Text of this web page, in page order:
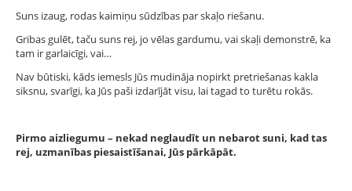
Suns izaug, rodas kaimiņu sūdzības par skaļo riešanu.
Gribas gulēt, taču suns rej, jo vēlas gardumu, vai skaļi demonstrē, ka
tam ir garlaicīgi, vai…
Nav būtiski, kāds iemesls Jūs mudināja nopirkt pretriešanas kakla
siksnu, svarīgi, ka Jūs paši izdarījāt visu, lai tagad to turētu rokās.
Pirmo aizliegumu – nekad neglaudīt un nebarot suni, kad tas
rej, uzmanības piesaistīšanai, Jūs pārkāpāt.